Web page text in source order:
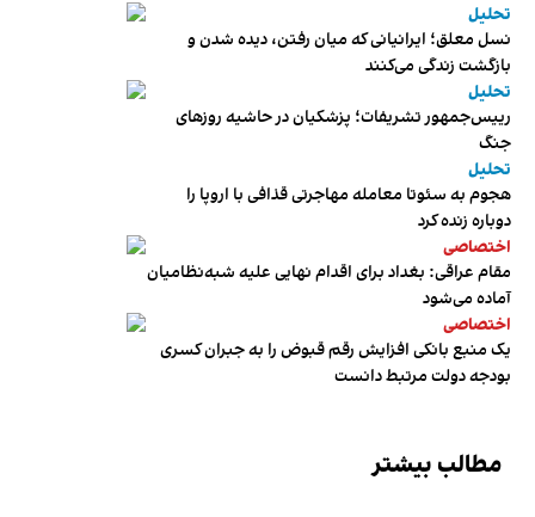
تحلیل
نسل معلق؛ ایرانیانی که میان رفتن، دیده شدن و
بازگشت زندگی می‌کنند
تحلیل
رییس‌جمهور تشریفات؛ پزشکیان در حاشیه روزهای
جنگ
تحلیل
هجوم به سئوتا معامله مهاجرتی قذافی با اروپا را
دوباره زنده کرد
اختصاصی
مقام عراقی: بغداد برای اقدام نهایی علیه شبه‌نظامیان
آماده می‌شود
اختصاصی
یک منبع بانکی افزایش رقم قبوض را به جبران کسری
بودجه دولت مرتبط دانست
مطالب بیشتر